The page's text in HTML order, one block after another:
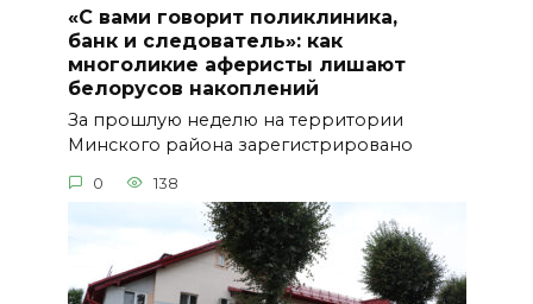
«С вами говорит поликлиника,
банк и следователь»: как
многоликие аферисты лишают
белорусов накоплений
За прошлую неделю на территории
Минского района зарегистрировано
0 138